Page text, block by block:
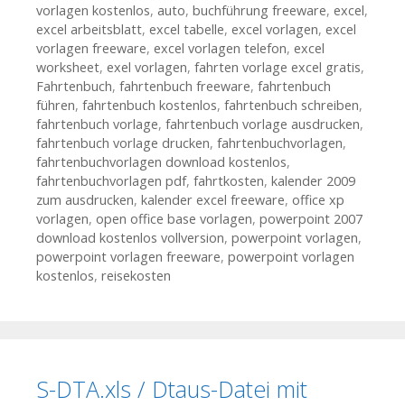
vorlagen kostenlos, auto, buchführung freeware, excel,
excel arbeitsblatt, excel tabelle, excel vorlagen, excel
vorlagen freeware, excel vorlagen telefon, excel
worksheet, exel vorlagen, fahrten vorlage excel gratis,
Fahrtenbuch, fahrtenbuch freeware, fahrtenbuch
führen, fahrtenbuch kostenlos, fahrtenbuch schreiben,
fahrtenbuch vorlage, fahrtenbuch vorlage ausdrucken,
fahrtenbuch vorlage drucken, fahrtenbuchvorlagen,
fahrtenbuchvorlagen download kostenlos,
fahrtenbuchvorlagen pdf, fahrtkosten, kalender 2009
zum ausdrucken, kalender excel freeware, office xp
vorlagen, open office base vorlagen, powerpoint 2007
download kostenlos vollversion, powerpoint vorlagen,
powerpoint vorlagen freeware, powerpoint vorlagen
kostenlos, reisekosten
S-DTA.xls / Dtaus-Datei mit